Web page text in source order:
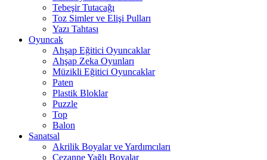
Tebeşir Tutacağı
Toz Simler ve Elişi Pulları
Yazı Tahtası
Oyuncak
Ahşap Eğitici Oyuncaklar
Ahşap Zeka Oyunları
Müzikli Eğitici Oyuncaklar
Paten
Plastik Bloklar
Puzzle
Top
Balon
Sanatsal
Akrilik Boyalar ve Yardımcıları
Cezanne Yağlı Boyalar